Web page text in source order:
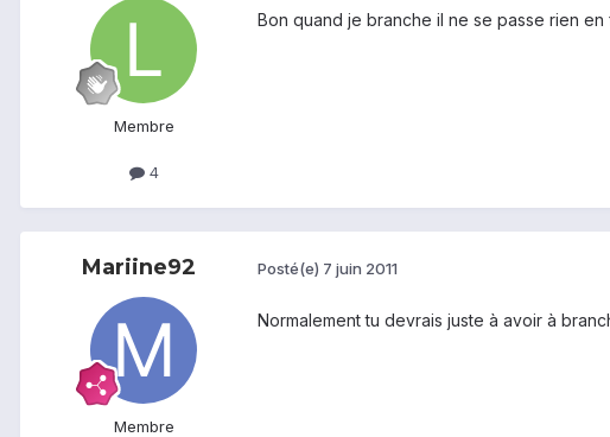
Membre
4
Bon quand je branche il ne se passe rien
Mariine92
Membre
Posté(e) 7 juin 2011
Normalement tu devrais juste à avoir à